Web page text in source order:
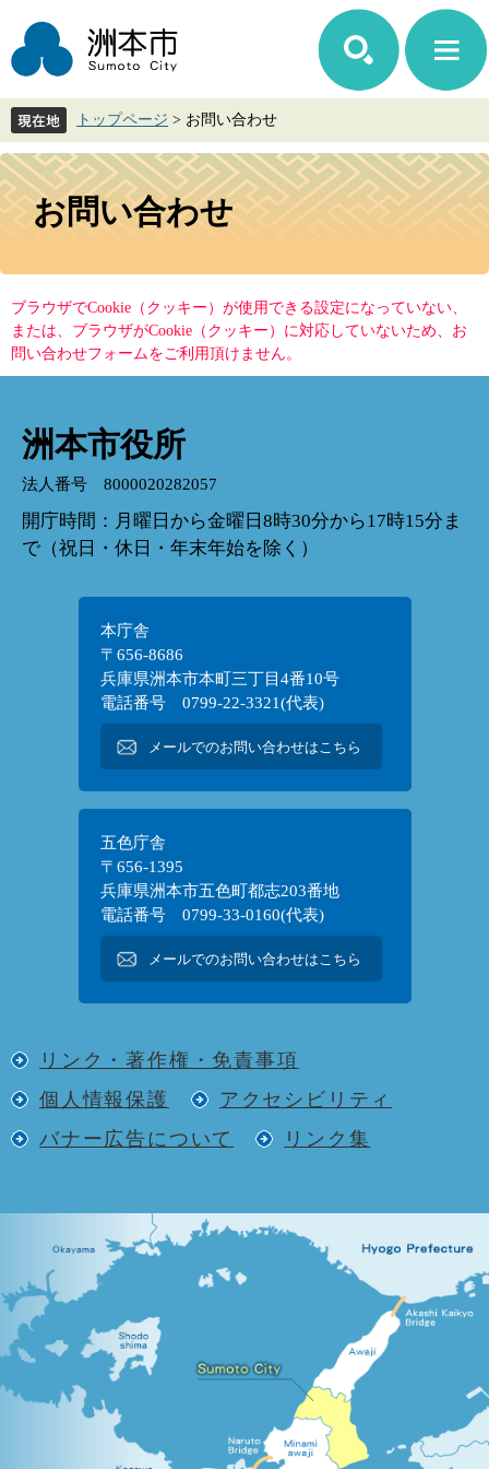
ジ
先
で
す。
ュ
を
ば
し
て
トップページ > お問い合わせ
本
文
お問い合わせ
ブラウザでCookie（クッキー）が使用できる設定になっていない、
または、ブラウザがCookie（クッキー）に対応していないため、お
問い合わせフォームをご利用頂けません。
洲本市役所
法人番号 8000020282057
開庁時間：月曜日から金曜日8時30分から17時15分ま
で（祝日・休日・年末年始を除く）
本庁舎
〒656-8686
兵庫県洲本市本町三丁目4番10号
電話番号 0799-22-3321(代表)
メールでのお問い合わせはこちら
五色庁舎
〒656-1395
兵庫県洲本市五色町都志203番地
電話番号 0799-33-0160(代表)
メールでのお問い合わせはこちら
リンク・著作権・免責事項
個人情報保護
アクセシビリティ
バナー広告について
リンク集